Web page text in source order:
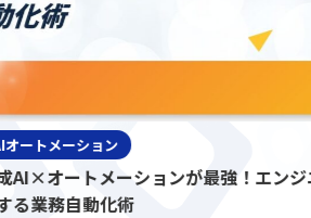
メーション
ートメーションが最強！エンジニア
務自動化術